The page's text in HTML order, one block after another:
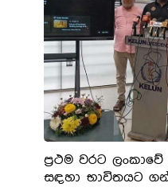
ප්‍රථම වරට
සඳහා භාවිතයට